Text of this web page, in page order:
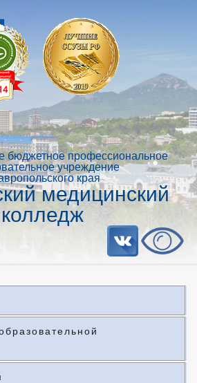
бюджетное профессиональное
учреждение
края
медицинский
колледж